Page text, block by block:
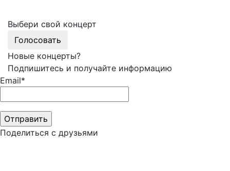
Выбери свой концерт
Голосовать
Новые концерты?
Подпишитесь и получайте информацию
Email*
Поделиться с друзьями